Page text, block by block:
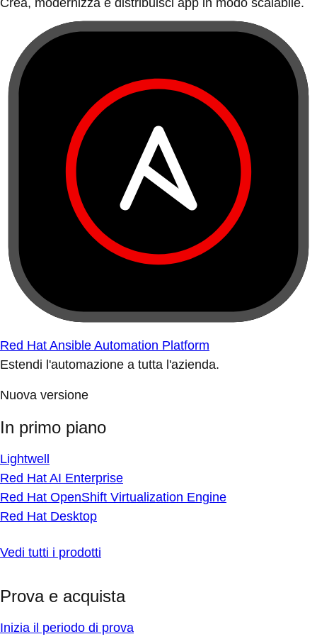
Crea, modernizza e distribuisci app in modo scalabile.
Red Hat Ansible Automation Platform
Estendi l'automazione a tutta l'azienda.
Nuova versione
In primo piano
Lightwell
Red Hat AI Enterprise
Red Hat OpenShift Virtualization Engine
Red Hat Desktop
Vedi tutti i prodotti
Prova e acquista
Inizia il periodo di prova